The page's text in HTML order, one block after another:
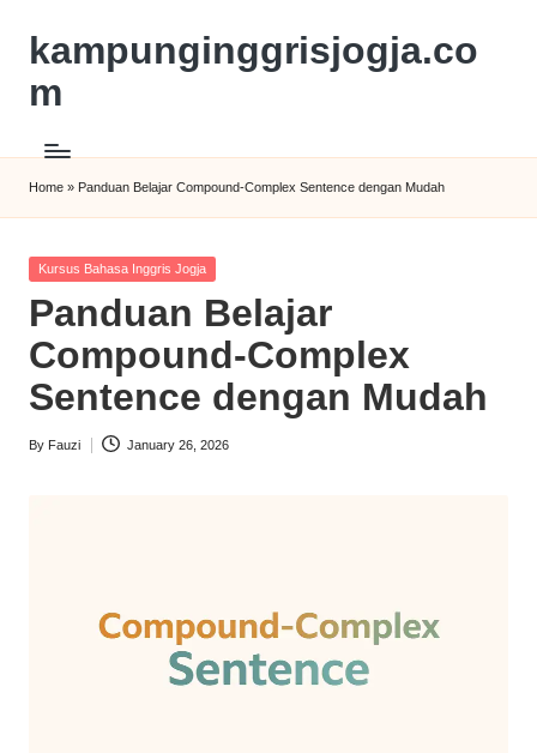
kampunginggrisjogja.co
m
Home » Panduan Belajar Compound-Complex Sentence dengan Mudah
Kursus Bahasa Inggris Jogja
Panduan Belajar
Compound-Complex
Sentence dengan Mudah
By Fauzi January 26, 2026